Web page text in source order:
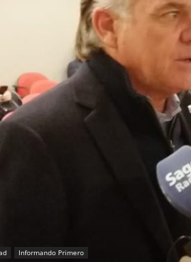
Informando Primero